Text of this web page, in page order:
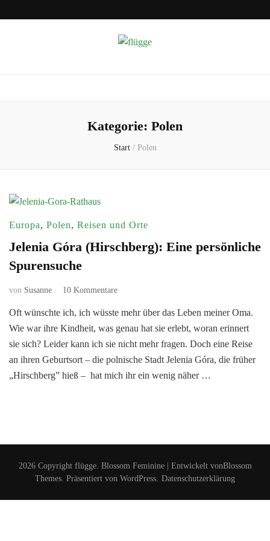
Kategorie: Polen
Start / Polen
Europa, Polen, Reisen und Orte
Jelenia Góra (Hirschberg): Eine persönliche
Spurensuche
von Susanne 10 Kommentarezu
Góra
(Hirschberg):
Eine
Spurensuche
Oft wünschte ich, ich wüsste mehr über das Leben meiner Oma.
Wie war ihre Kindheit, was genau hat sie erlebt, woran erinnert
sie sich? Leider kann ich sie nicht mehr fragen. Doch eine Reise
an ihren Geburtsort – die polnische Stadt Jelenia Góra, die früher
„Hirschberg” hieß – ­­ hat mich ihr ein wenig näher …
2026 Copyright flügge. Blossom Feminine | Entwickelt vonBlossom
Themes. Präsentiert von WordPress. Datenschutzerklärung